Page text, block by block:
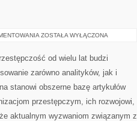
KARTELE
ZOSTAŁA WYŁĄCZONA
od wielu lat budzi
zarówno analityków, jak i
stanowi obszerne bazę artykułów
przestępczym, ich rozwojowi,
aktualnym wyzwaniom związanym z